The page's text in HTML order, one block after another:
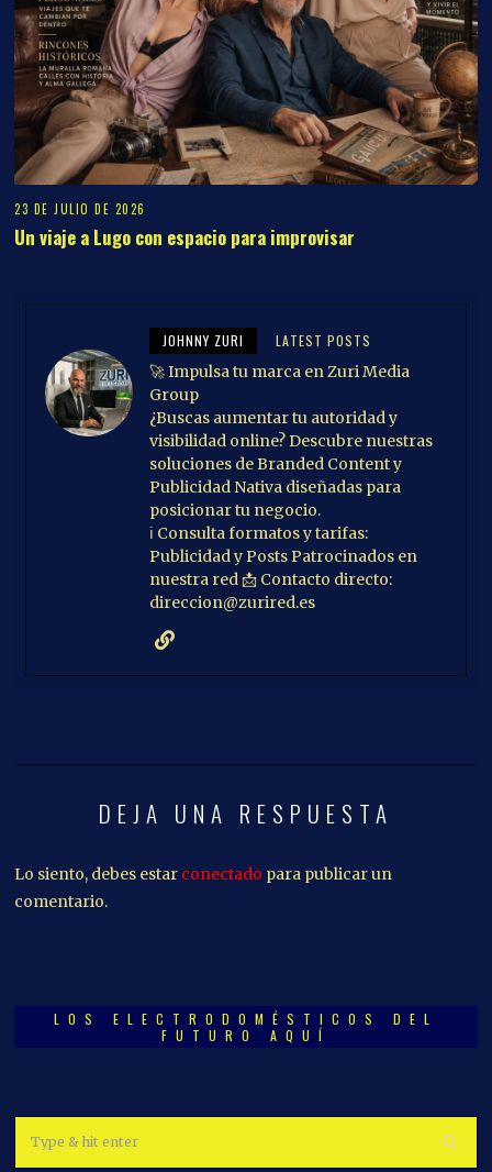
23 DE JULIO DE 2026
Un viaje a Lugo con espacio para improvisar
JOHNNY ZURI LATEST POSTS
🚀 Impulsa tu marca en Zuri Media
Group
¿Buscas aumentar tu autoridad y
visibilidad online? Descubre nuestras
soluciones de Branded Content y
Publicidad Nativa diseñadas para
posicionar tu negocio.
ℹ️ Consulta formatos y tarifas:
Publicidad y Posts Patrocinados en
nuestra red 📩 Contacto directo:
direccion@zurired.es
DEJA UNA RESPUESTA
Lo siento, debes estar conectado para publicar un
comentario.
LOS ELECTRODOMÉSTICOS DEL
FUTURO AQUÍ